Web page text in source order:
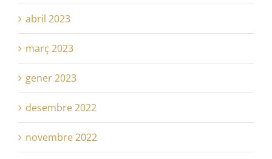
abril 2023
març 2023
gener 2023
desembre 2022
novembre 2022